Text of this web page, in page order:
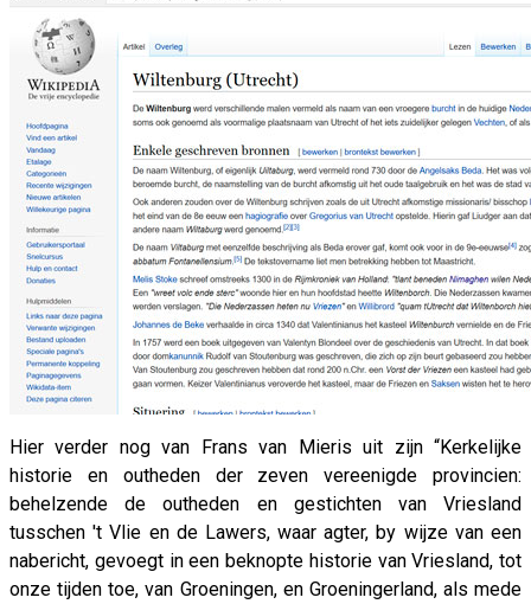
Hier verder nog van Frans van Mieris uit zijn “Kerkelijke
historie en outheden der zeven vereenigde provincien:
behelzende de outheden en gestichten van Vriesland
tusschen 't Vlie en de Lawers, waar agter, by wijze van een
nabericht, gevoegt in een beknopte historie van Vriesland, tot
onze tijden toe, van Groeningen, en Groeningerland, als mede